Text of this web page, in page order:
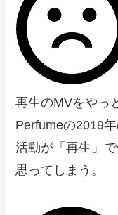
再生のMVをやっ
Perfumeの2019
活動が「再生」
思ってしまう。